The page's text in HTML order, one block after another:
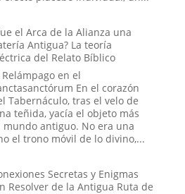
el Arca de la Alianza una
Antigua? La teoría
del Relato Bíblico
Relámpago en el
En el corazón
Tabernáculo, tras el velo de
teñida, yacía el objeto más
antiguo. No era una
el trono móvil de lo divino,...
Secretas y Enigmas
Resolver de la Antigua Ruta de